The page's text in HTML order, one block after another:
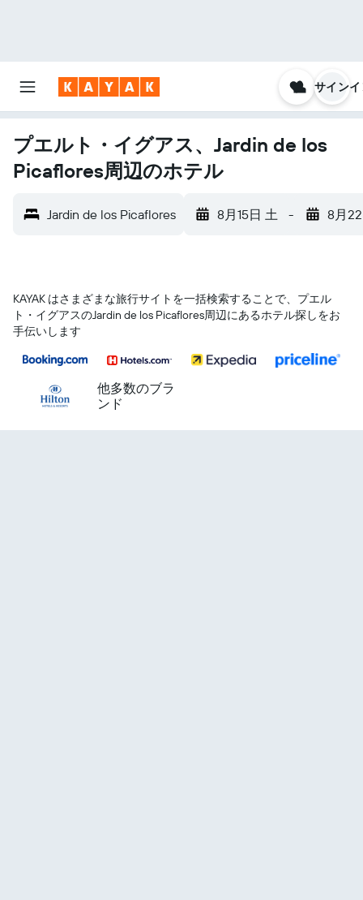
サイン
プエルト・イグアス、Jardin de los
Picaflores周辺のホテル
Jardin de los Picaflores 8月15日 土 - 8月
KAYAK はさまざまな旅行サイトを一括検索することで、プエル
ト・イグアス​のJardin de los Picaflores​周辺にあるホテル探しをお
手伝いします
他多数のブラ
ンド